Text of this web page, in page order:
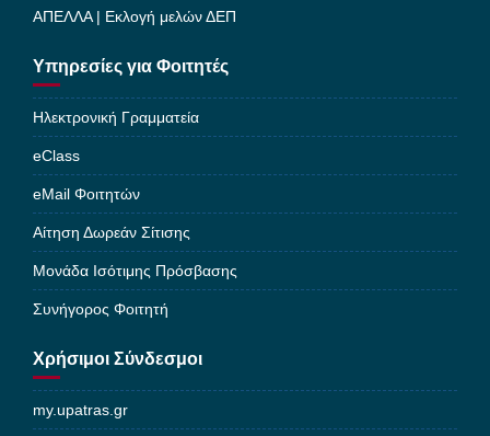
ΑΠΕΛΛΑ | Εκλογή μελών ΔΕΠ
Υπηρεσίες για Φοιτητές
Ηλεκτρονική Γραμματεία
eClass
eMail Φοιτητών
Αίτηση Δωρεάν Σίτισης
Μονάδα Ισότιμης Πρόσβασης
Συνήγορος Φοιτητή
Χρήσιμοι Σύνδεσμοι
my.upatras.gr